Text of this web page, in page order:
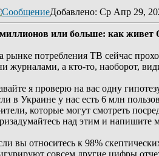
Добавлено: Ср Апр 29,
или больше: как
рынке потребления ТВ сейчас
журналами, а кто-то, наоборот,
я проверю на вас одну
в Украине у нас есть 6 млн
которые могут смотреть
над этим и напишите
вы относитесь к 98%
совсем другие цифры